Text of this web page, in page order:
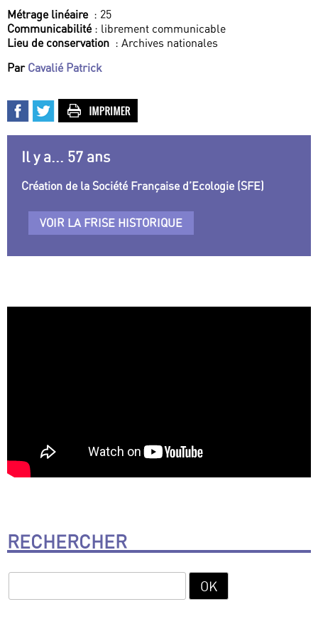
Métrage linéaire : 25
Communicabilité: librement communicable
Lieu de conservation : Archives nationales
Par Cavalié Patrick
Il y a... 57 ans
Création de la Société Française d’Ecologie (SFE)
VOIR LA FRISE HISTORIQUE
RECHERCHER